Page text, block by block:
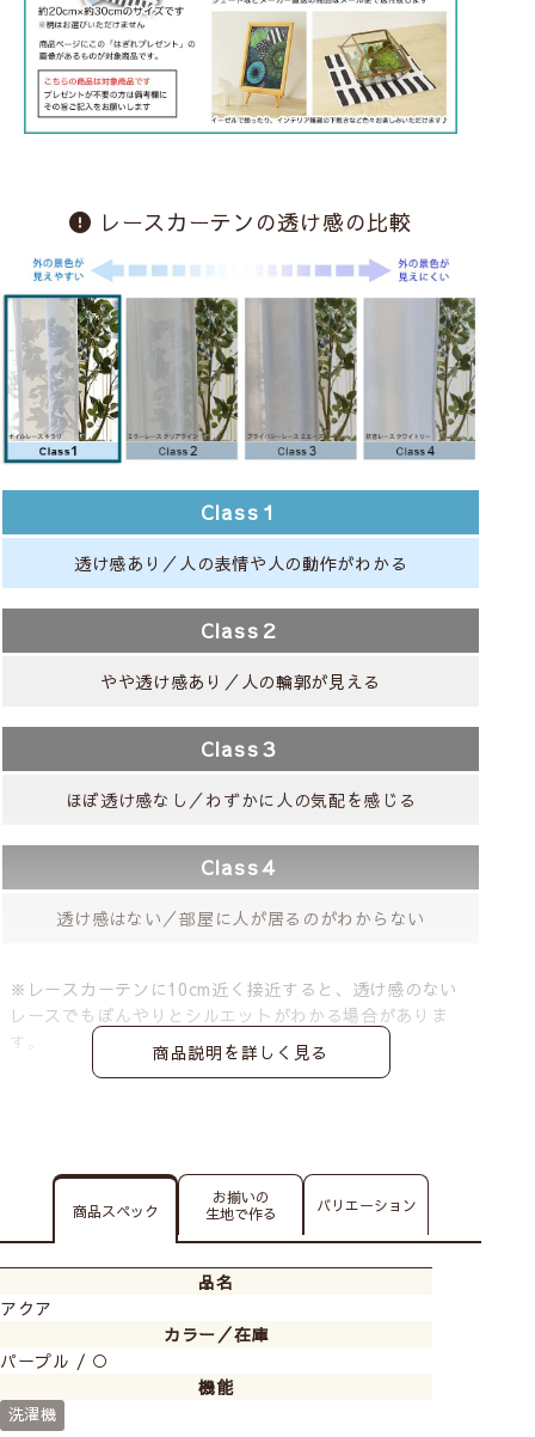
レースカーテンの透け感の比較
Class１
透け感あり／人の表情や人の動作がわかる
Class２
やや透け感あり／人の輪郭が見える
Class３
ほぼ透け感なし／わずかに人の気配を感じる
Class４
透け感はない／部屋に人が居るのがわからない
※レースカーテンに10cm近く接近すると、透け感のない
レースでもぼんやりとシルエットがわかる場合がありま
す。
商品説明を詳しく見る
商品スペック
お揃いの
生地で作る
バリエーション
品名
アクア
カラー／在庫
パープル / ○
機能
洗濯機